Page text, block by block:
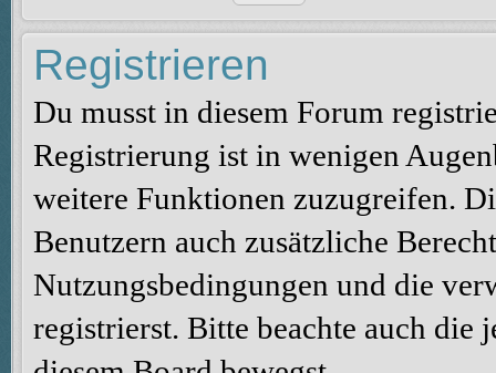
Registrieren
Du musst in diesem Forum
Registrierung ist in wenigen
weitere Funktionen zuzugreifen.
Benutzern auch zusätzliche
Nutzungsbedingungen und die
registrierst. Bitte beachte auch